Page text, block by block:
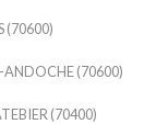
(70600)
(70600)
(70400)